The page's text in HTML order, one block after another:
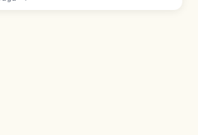
aerostáticos de Asia. Más de 100 globos